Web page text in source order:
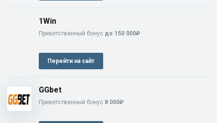
1Win
Приветственный бонус до 150 000₽
Перейти на сайт
GGbet
Приветственный бонус 8 000₽